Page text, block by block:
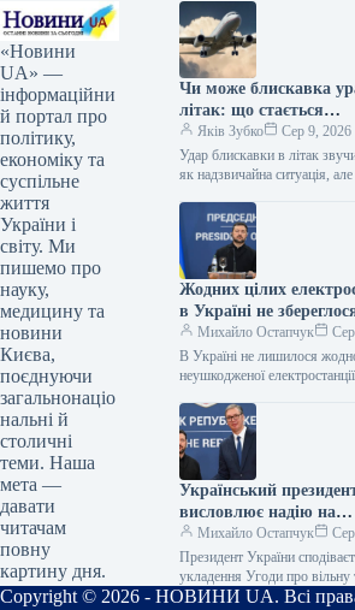
«Новини
UA» —
інформаційни
й портал про
політику,
економіку та
суспільне
життя
України і
світу. Ми
пишемо про
науку,
медицину та
новини
Києва,
поєднуючи
загальнонаціо
нальні й
столичні
теми. Наша
мета —
давати
читачам
повну
картину дня.
Чи може блискавка
літак: що стається
з повітряним судном
удару
Яків Зубко
Сер 9, 2026
Удар блискавки в літак
як надзвичайна ситуація,
явище. Лайнери спеціально
сконструйовані так, щоб
людей…
Жодних цілих
в Україні не
заявив Зеленський
Михайло Остапчук
В Україні не лишилося
неушкодженої
Укрінформ Через російські
Україні не лишилося жодної…
Український
висловлює надію на
укладання Угоди про
торгівлю з Сербією до
поточного року.
Михайло Остапчук
Президент України
укладення Угоди про вільну
з Сербією до кінця
Copyright © 2026 - НОВИНИ UA. Всі